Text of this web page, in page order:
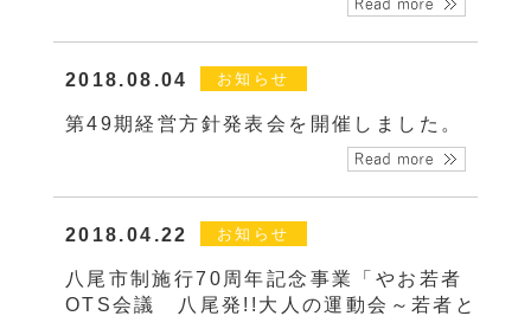
2018.08.04 お知らせ
第49期経営方針発表会を開催しました。
2018.04.22 お知らせ
八尾市制施行70周年記念事業「やお若者
OTS会議 八尾発!!大人の運動会～若者と